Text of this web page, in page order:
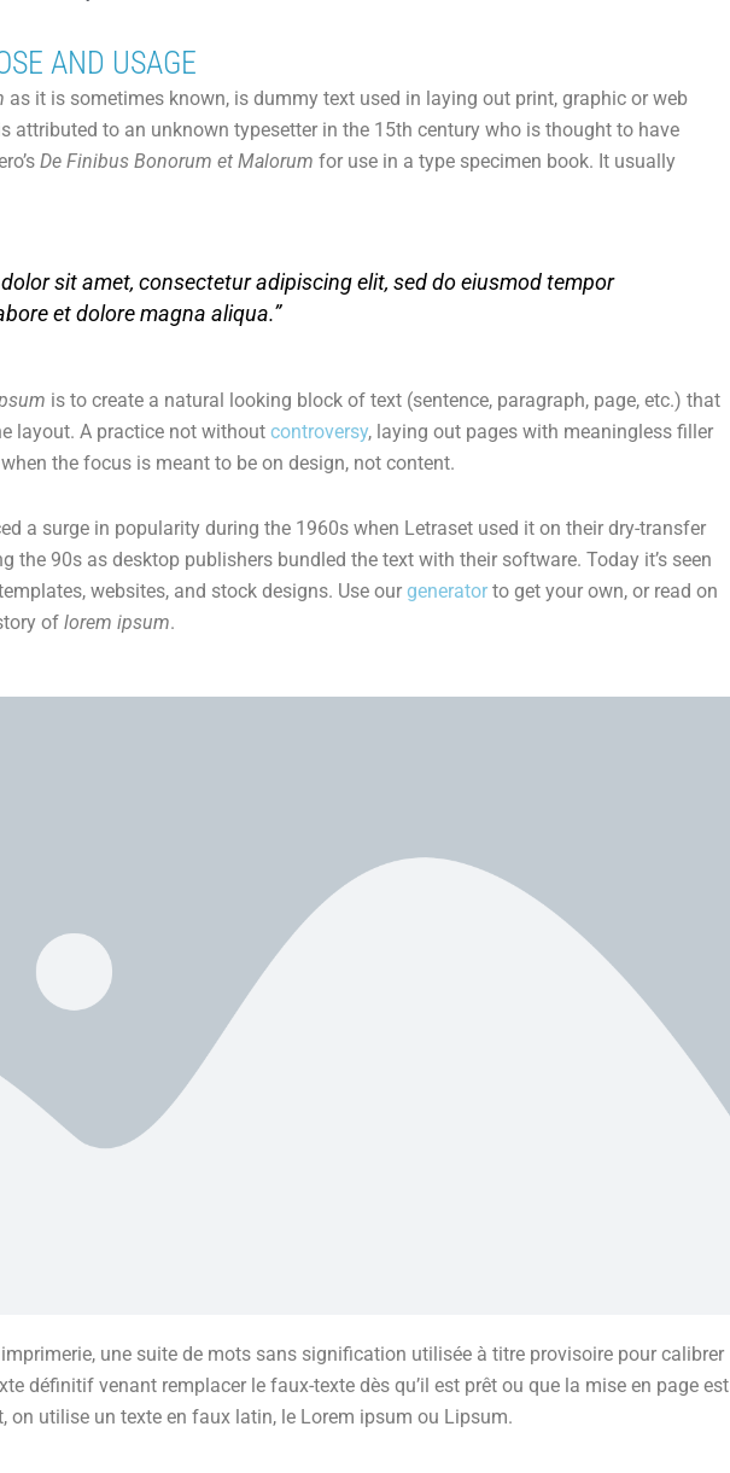
AND USAGE
as it is sometimes known, is dummy text used in laying out print, graphic or web
attributed to an unknown typesetter in the 15th century who is thought to have
De Finibus Bonorum et Malorum for use in a type specimen book. It usually
sit amet, consectetur adipiscing elit, sed do eiusmod tempor
et dolore magna aliqua.”
is to create a natural looking block of text (sentence, paragraph, page, etc.) that
layout. A practice not without controversy, laying out pages with meaningless filler
the focus is meant to be on design, not content.
a surge in popularity during the 1960s when Letraset used it on their dry-transfer
the 90s as desktop publishers bundled the text with their software. Today it’s seen
websites, and stock designs. Use our generator to get your own, or read on
of lorem ipsum.
une suite de mots sans signification utilisée à titre provisoire pour calibrer
définitif venant remplacer le faux-texte dès qu’il est prêt ou que la mise en page est
on utilise un texte en faux latin, le Lorem ipsum ou Lipsum.